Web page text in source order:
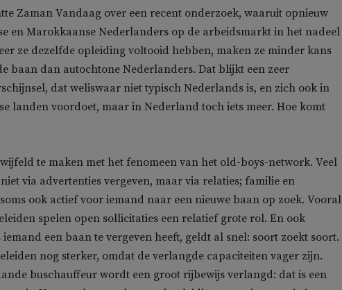
Zaman Vandaag over een recent onderzoek, waaruit opnieuw
en Marokkaanse Nederlanders op de arbeidsmarkt in het nadeel
ze dezelfde opleiding voltooid hebben, maken ze minder kans
baan dan autochtone Nederlanders. Dat blijkt een zeer
dat weliswaar niet typisch Nederlands is, en zich ook in
landen voordoet, maar in Nederland toch iets meer. Hoe komt
te maken met het fenomeen van het old-boys-network. Veel
via advertenties vergeven, maar via relaties; familie en
ook actief voor iemand naar een nieuwe baan op zoek. Vooral
spelen open sollicitaties een relatief grote rol. En ook
iemand een baan te vergeven heeft, geldt al snel: soort zoekt soort.
nog sterker, omdat de verlangde capaciteiten vager zijn.
buschauffeur wordt een groot rijbewijs verlangd: dat is een